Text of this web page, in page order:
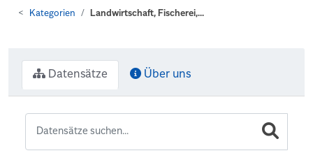
Kategorien Landwirtschaft, Fischerei,...
Datensätze Über uns